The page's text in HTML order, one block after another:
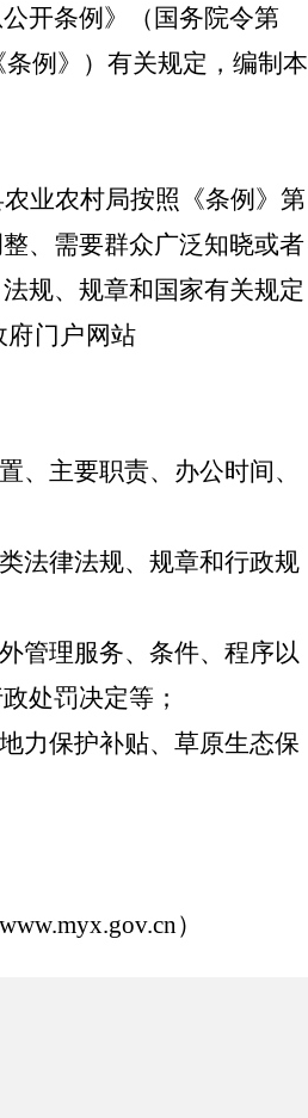
开条例》（国务院令第
例》）有关规定，编制本
农业农村局按照《条例》第
、需要群众广泛知晓或者
规、规章和国家有关规定
府门户网站
、主要职责、办公时间、
法律法规、规章和行政规
管理服务、条件、程序以
处罚决定等；
力保护补贴、草原生态保
www.myx.gov.cn）